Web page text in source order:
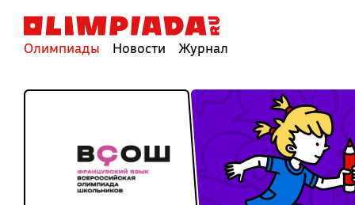
Олимпиады Новости Журнал